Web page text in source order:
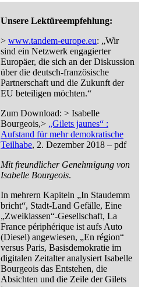
Unsere Lektüreempfehlung:
> www.tandem-europe.eu: „Wir
sind ein Netzwerk engagierter
Europäer, die sich an der Diskussion
über die deutsch-französische
Partnerschaft und die Zukunft der
EU beteiligen möchten.“
Zum Download: > Isabelle
Bourgeois,> „Gilets jaunes“ :
Aufstand für mehr demokratische
Teilhabe, 2. Dezember 2018 – pdf
Mit freundlicher Genehmigung von
Isabelle Bourgeois.
In mehrern Kapiteln „In Staudemm
bricht“, Stadt-Land Gefälle, Eine
„Zweiklassen“-Gesellschaft, La
France périphérique ist aufs Auto
(Diesel) angewiesen, „En région“
versus Paris, Basisdemokratie im
digitalen Zeitalter analysiert Isabelle
Bourgeois das Entstehen, die
Absichten und die Zeile der Gilets